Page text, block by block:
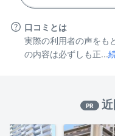
口コミとは
実際の利用者の声をも
の内容は必ずしも正...
PR